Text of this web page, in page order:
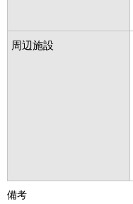
周辺施設
備考